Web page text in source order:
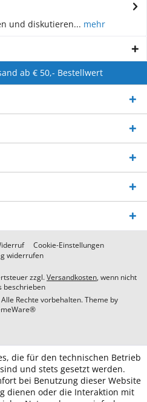
und diskutieren... mehr
ab € 50,- Bestellwert
Cookie-Einstellungen
widerrufen
zzgl.Versandkosten, wenn nicht
beschrieben
Rechte vorbehalten. Theme by
die für den technischen Betrieb
und stets gesetzt werden.
bei Benutzung dieser Website
dienen oder die Interaktion mit